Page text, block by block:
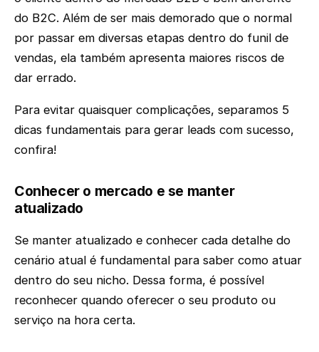
do B2C. Além de ser mais demorado que o normal
por passar em diversas etapas dentro do funil de
vendas, ela também apresenta maiores riscos de
dar errado.
Para evitar quaisquer complicações, separamos 5
dicas fundamentais para gerar leads com sucesso,
confira!
Conhecer o mercado e se manter
atualizado
Se manter atualizado e conhecer cada detalhe do
cenário atual é fundamental para saber como atuar
dentro do seu nicho. Dessa forma, é possível
reconhecer quando oferecer o seu produto ou
serviço na hora certa.